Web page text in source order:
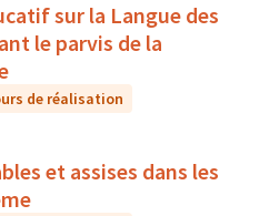
sur la Langue des
le parvis de la
de réalisation
et assises dans les